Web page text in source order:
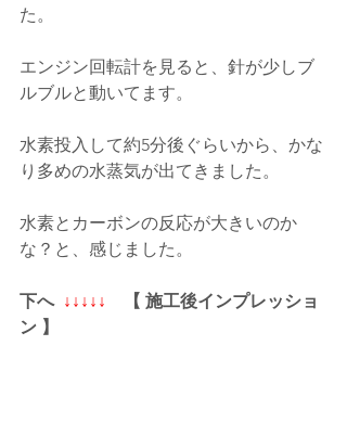
た。
エンジン回転計を見ると、針が少しブ
ルブルと動いてます。
水素投入して約5分後ぐらいから、かな
り多めの水蒸気が出てきました。
水素とカーボンの反応が大きいのか
な？と、感じました。
下へ ↓↓↓↓↓
【 施工後インプレッショ
ン 】